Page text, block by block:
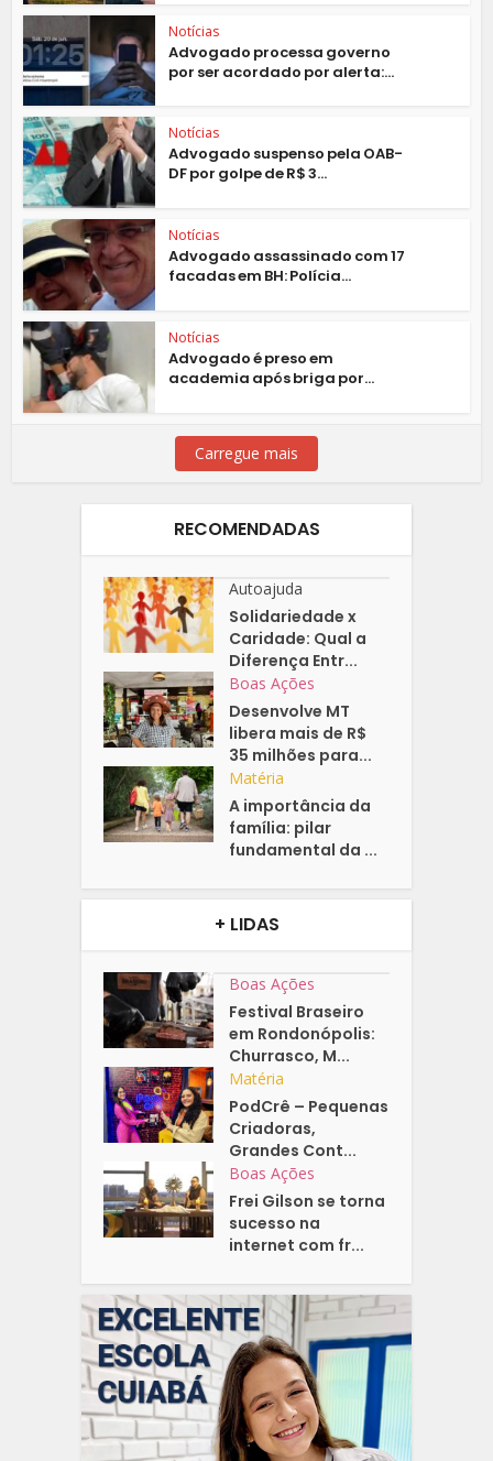
Notícias
Advogado processa governo
por ser acordado por alerta:...
Notícias
Advogado suspenso pela OAB-
DF por golpe de R$ 3...
Notícias
Advogado assassinado com 17
facadas em BH: Polícia...
Notícias
Advogado é preso em
academia após briga por...
Carregue mais
RECOMENDADAS
Autoajuda
Solidariedade x
Caridade: Qual a
Diferença Entr...
Boas Ações
Desenvolve MT
libera mais de R$
35 milhões para...
Matéria
A importância da
família: pilar
fundamental da ...
+ LIDAS
Boas Ações
Festival Braseiro
em Rondonópolis:
Churrasco, M...
Matéria
PodCrê – Pequenas
Criadoras,
Grandes Cont...
Boas Ações
Frei Gilson se torna
sucesso na
internet com fr...